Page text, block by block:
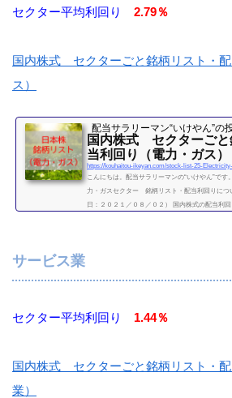
セクター平均利回り 2.79％
国内株式 セクターごと銘柄リスト・
ス）
配当サラリーマン“いけやん”の
国内株式 セクターごと
当利回り（電力・ガス）
https://kouhaitou-ikeyan.com/stock-list-25-
こんにちは。配当サラリーマンの“いけやん”で
力・ガスセクター 銘柄リスト・配当利回りにつ
日：２０２１／０８／０２） 国内株式の配当利
続きを読む
サービス業
セクター平均利回り 1.44％
国内株式 セクターごと銘柄リスト・
業）